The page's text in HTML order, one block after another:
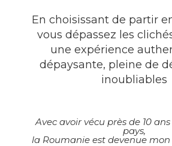
En choisissant de partir
vous dépassez les
une expérience
dépaysante, pleine de
inoubliables
Avec avoir vécu près de 10
pays,
la Roumanie est devenue mon